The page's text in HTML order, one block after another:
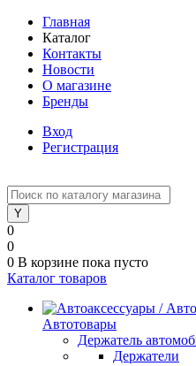
Главная
Каталог
Контакты
Новости
О магазине
Бренды
Вход
Регистрация
0
0
0 В корзине пока пусто
Каталог товаров
Автотовары
Держатель
Держатели